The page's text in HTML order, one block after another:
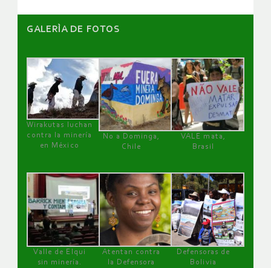
GALERÌA DE FOTOS
Wirakutas luchan
contra la minería
en México
No a Dominga,
Chile
VALE mata,
Brasil
Valle de Elqui
sin minería.
Atentan contra
la Defensora
Defensoras de
Bolivia